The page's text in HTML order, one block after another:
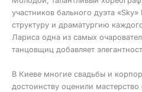
участников бального дуэта
структуру и драматургию
Лариса одна из самых
танцовщиц добавляет
В Киеве многие свадьбы и
достоинству оценили